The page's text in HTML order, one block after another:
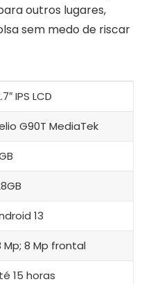
outros lugares,
sem medo de riscar
IPS LCD
G90T MediaTek
13
Mp; 8 Mp frontal
15 horas